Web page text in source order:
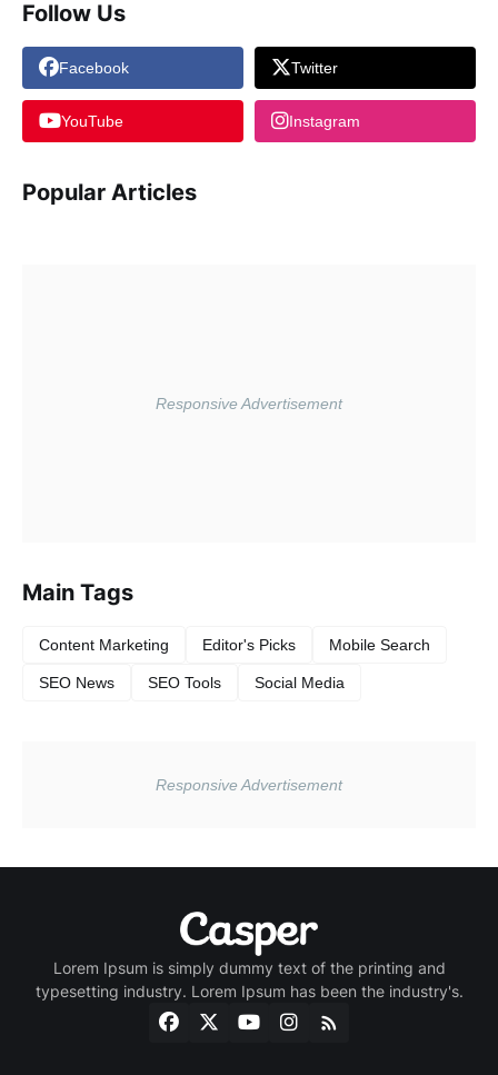
Follow Us
Facebook Twitter
YouTube Instagram
Popular Articles
Main Tags
Content Marketing Editor's Picks Mobile Search
SEO News SEO Tools Social Media
Lorem Ipsum is simply dummy text of the printing and
typesetting industry. Lorem Ipsum has been the industry's.